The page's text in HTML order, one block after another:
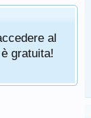
al
gratuita!